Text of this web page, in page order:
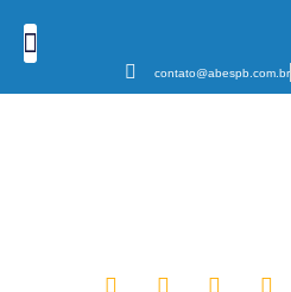
contato@abespb.com.br